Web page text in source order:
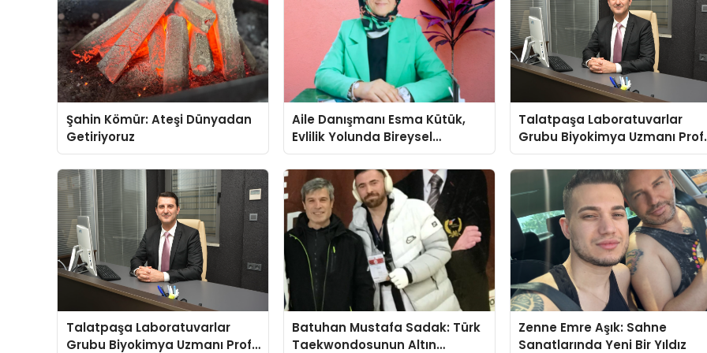
Şahin Kömür: Ateşi Dünyadan
Getiriyoruz
Aile Danışmanı Esma Kütük,
Evlilik Yolunda Bireysel
Farkındalığın ve Sınırların
Gücünü Anlatıyor
Talatpaşa Laboratuvarlar
Grubu Biyokimya Uzmanı Prof.
Dr. Ahmet Var:
Talatpaşa Laboratuvarlar
Grubu Biyokimya Uzmanı Prof.
Batuhan Mustafa Sadak: Türk
Taekwondosunun Altın
Zenne Emre Aşık: Sahne
Sanatlarında Yeni Bir Yıldız